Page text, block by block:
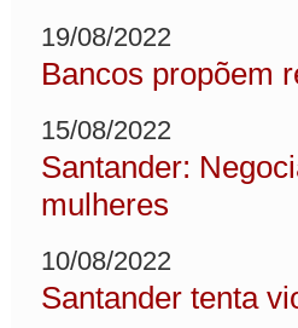
19/08/2022
Bancos propõem
15/08/2022
Santander:
mulheres
10/08/2022
Santander tenta